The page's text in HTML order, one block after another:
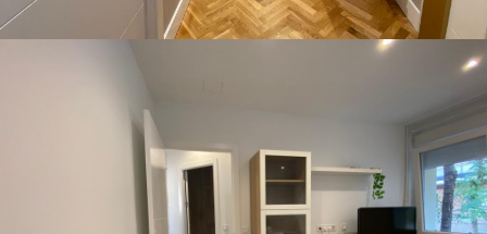
Calle Julián Besteiro